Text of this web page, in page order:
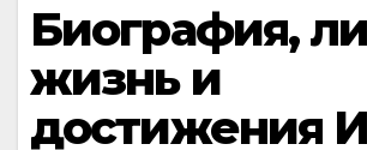
Биография,
жизнь и
достижения